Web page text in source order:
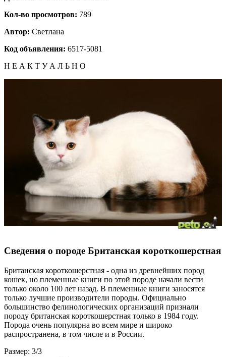
Кол-во просмотров: 789
Автор: Светлана
Код объявления: 6517-5081
Н Е А К Т У А Л Ь Н О
Сведения о породе Британская короткошерстная
Британская короткошерстная - одна из древнейших пород
кошек, но племенные книги по этой породе начали вести
только около 100 лет назад. В племенные книги заносятся
только лучшие производители породы. Официально
большинство фелинологических организаций признали
породу британская короткошерстная только в 1984 году.
Порода очень популярна во всем мире и широко
распространена, в том числе и в России.
Размер: 3/3